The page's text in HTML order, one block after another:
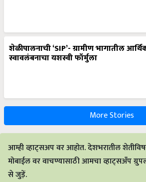
शेळीपालनाची ‘SIP’- ग्रामीण भागातील
स्वावलंबनाचा यशस्वी फॉर्मुला
More Stories
आम्ही व्हाट्सअप वर आहोत. देशभरातील
मोबाईल वर वाचण्यासाठी आमचा व्हाट्सअँप
से जुड़ें.